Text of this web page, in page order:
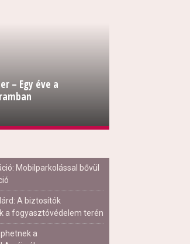
– Egy éve a
Mobilparkolással bővül
A biztosítók
a fogyasztóvédelem terén
a